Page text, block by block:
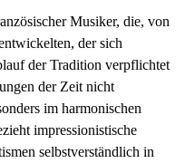
Musiker, die, von
der sich
der Tradition verpflichtet
der Zeit nicht
im harmonischen
impressionistische
selbstverständlich in